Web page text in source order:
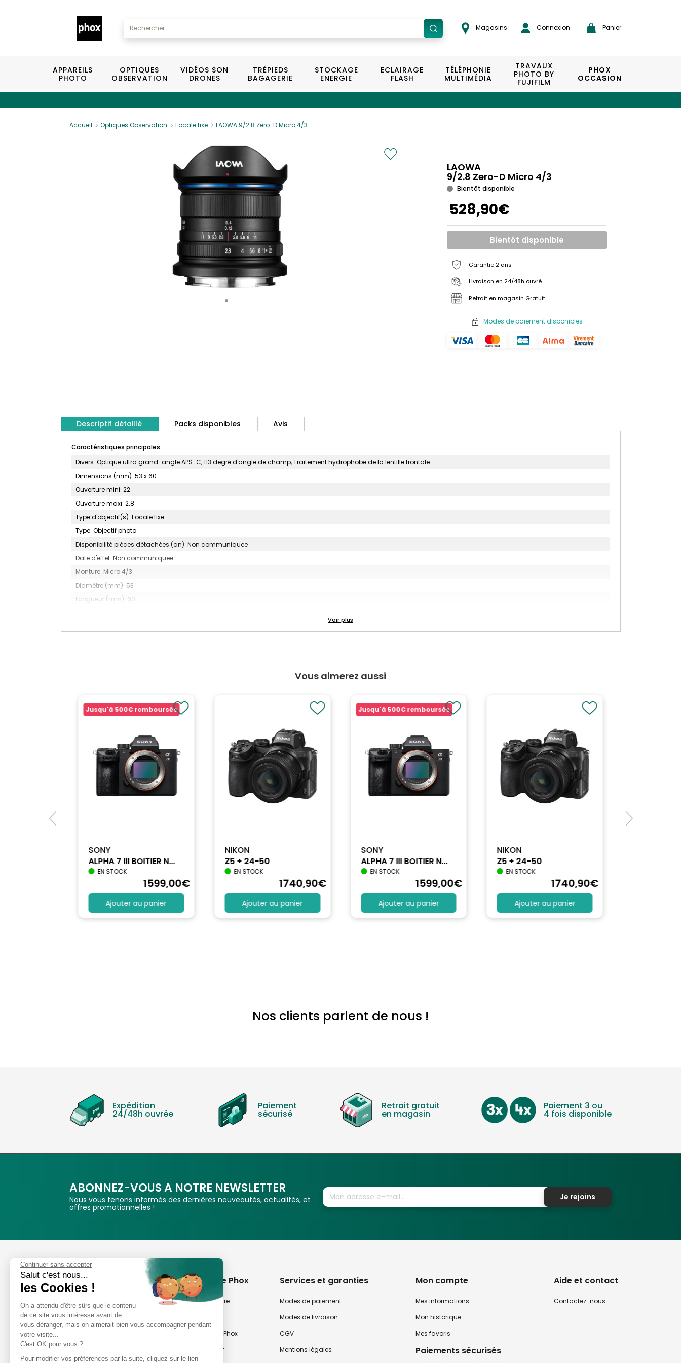
Magasins Connexion Panier
APPAREILS
PHOTO
OPTIQUES
OBSERVATION
VIDÉOS SON
DRONES
TRÉPIEDS
BAGAGERIE
STOCKAGE
ENERGIE
ECLAIRAGE
FLASH
TÉLÉPHONIE
MULTIMÉDIA
TRAVAUX
PHOTO BY
FUJIFILM
PHOX
OCCASION
Accueil Optiques Observation Focale fixe LAOWA 9/2.8 Zero-D Micro 4/3
LAOWA
9/2.8 Zero-D Micro 4/3
Bientôt disponible
528,90€
Bientôt disponible
Garantie 2 ans
Livraison en 24/48h ouvré
Retrait en magasin Gratuit
Modes de paiement disponibles
Descriptif détaillé Packs disponibles Avis
Caractéristiques principales
Divers: Optique ultra grand-angle APS-C, 113 degré d'angle de champ, Traitement hydrophobe de la lentille frontale
Dimensions (mm): 53 x 60
Ouverture mini: 22
Ouverture maxi: 2.8
Type d'objectif(s): Focale fixe
Type: Objectif photo
Disponibilité pièces détachées (an): Non communiquee
Date d'effet: Non communiquee
Monture: Micro 4/3
Diamètre (mm): 53
Longueur (mm): 60
Stabilisateur d'Image: N/C
MARQUE: LAOWA
Vous aimerez aussi
Jusqu'à 500€ remboursés
SONY
ALPHA 7 III BOITIER N...
EN STOCK
1599,00€
Ajouter au panier
NIKON
Z5 + 24-50
EN STOCK
1740,90€
Ajouter au panier
Jusqu'à 500€ remboursés
SONY
ALPHA 7 III BOITIER N...
EN STOCK
1599,00€
Ajouter au panier
NIKON
Z5 + 24-50
EN STOCK
1740,90€
Ajouter au panier
Nos clients parlent de nous !
Expédition
24/48h ouvrée
Paiement
sécurisé
Retrait gratuit
en magasin
Paiement 3 ou
4 fois disponible
ABONNEZ-VOUS A NOTRE NEWSLETTER
Nous vous tenons informés des dernières nouveautés, actualités, et
offres promotionnelles !
Je rejoins
Phox
Spécialiste de l'image
Suivez-nous
Avis clients
8,2/10 Avis vérifiés
A propos de Phox
Notre savoir-faire
Nos magasins Phox
Notre newsletter
Services et garanties
Modes de paiement
Modes de livraison
CGV
Mentions légales
Mon compte
Mes informations
Mon historique
Mes favoris
Paiements sécurisés
Aide et contact
Contactez-nous
Continuer sans accepter
Salut c'est nous...
les Cookies !
On a attendu d'être sûrs que le contenu
de ce site vous intéresse avant de
vous déranger, mais on aimerait bien vous accompagner pendant
votre visite...
C'est OK pour vous ?
Pour modifier vos préférences par la suite, cliquez sur le lien